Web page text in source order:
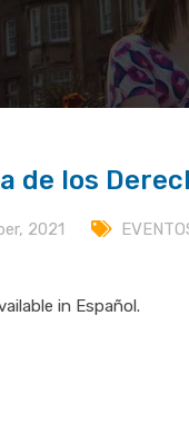
de los
2021
in Español.